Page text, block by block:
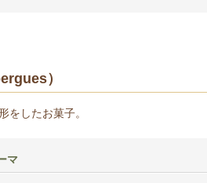
）
をしたお菓子。
マ